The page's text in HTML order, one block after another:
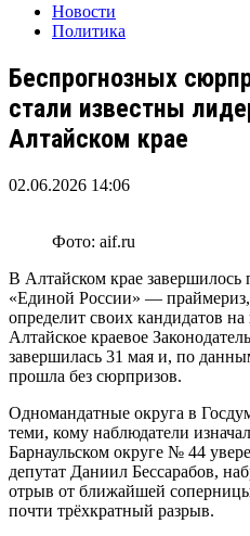
Новости
Политика
Беспрогнозных
стали известны
Алтайском крае
02.06.2026 14:06
Фото: aif.ru
В Алтайском крае завершилось
«Единой России» —
определит своих кандидатов
Алтайское краевое
завершилась 31 мая и, по
прошла без сюрпризов.
Одномандатные округа в
теми, кому наблюдатели
Барнаульском округе № 44
депутат Даниил Бессарабов,
отрыв от ближайшей
почти трёхкратный разрыв.